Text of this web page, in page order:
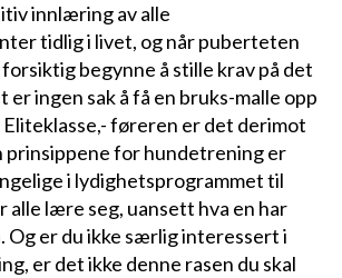
innlæring av alle
tidlig i livet, og når puberteten
forsiktig begynne å stille krav på det
er ingen sak å få en bruks-malle opp
Eliteklasse,- føreren er det derimot
prinsippene for hundetrening er
i lydighetsprogrammet til
alle lære seg, uansett hva en har
Og er du ikke særlig interessert i
er det ikke denne rasen du skal